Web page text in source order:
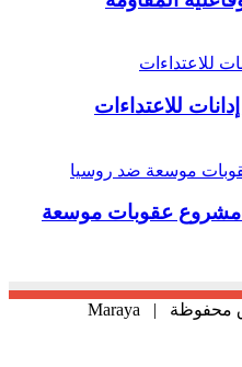
للاعتداءات
مشروع عقوبات موسعة
Maraya